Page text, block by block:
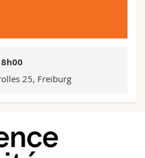
25, Freiburg